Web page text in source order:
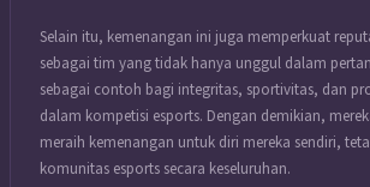
Selain itu, kemenangan ini juga memperkuat
sebagai tim yang tidak hanya unggul dalam
sebagai contoh bagi integritas, sportivitas, dan
dalam kompetisi esports. Dengan demikian,
meraih kemenangan untuk diri mereka sendiri,
komunitas esports secara keseluruhan.